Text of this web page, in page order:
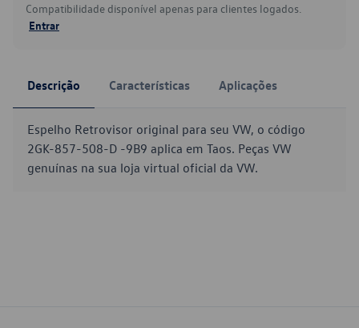
Compatibilidade disponível apenas para clientes logados.
Entrar
Descrição Características Aplicações
Espelho Retrovisor original para seu VW, o código
2GK-857-508-D -9B9 aplica em Taos. Peças VW
genuínas na sua loja virtual oficial da VW.